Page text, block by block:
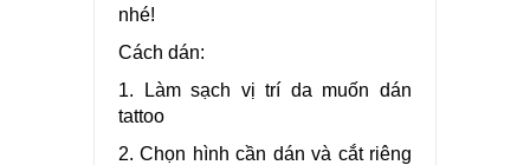
nhé!
Cách dán:
1. Làm sạch vị trí da muốn dán
tattoo
2. Chọn hình cần dán và cắt riêng